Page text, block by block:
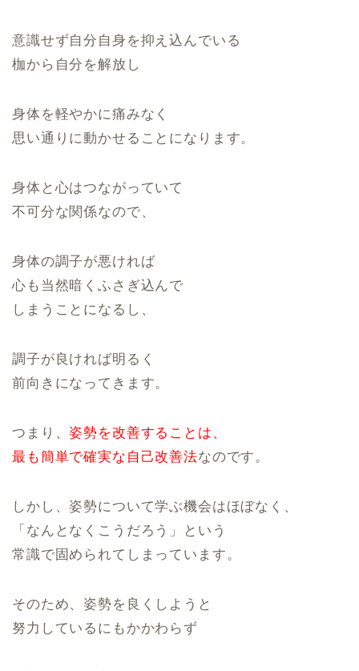
意識せず自分自身を抑え込んでいる
枷から自分を解放し
身体を軽やかに痛みなく
思い通りに動かせることになります。
身体と心はつながっていて
不可分な関係なので、
身体の調子が悪ければ
心も当然暗くふさぎ込んで
しまうことになるし、
調子が良ければ明るく
前向きになってきます。
つまり、姿勢を改善することは、
最も簡単で確実な自己改善法なのです。
しかし、姿勢について学ぶ機会はほぼなく、
「なんとなくこうだろう」という
常識で固められてしまっています。
そのため、姿勢を良くしようと
努力しているにもかかわらず